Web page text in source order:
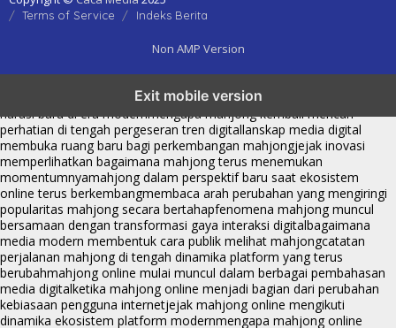
Terms of Service Indeks Berita
Non AMP Version
Exit mobile version
dari komunitas hingga platform mahjong membangun
narasi baru di era modernmengapa mahjong kembali mencuri
perhatian di tengah pergeseran tren digitallanskap media digital
membuka ruang baru bagi perkembangan mahjongjejak inovasi
memperlihatkan bagaimana mahjong terus menemukan
momentumnyamahjong dalam perspektif baru saat ekosistem
online terus berkembangmembaca arah perubahan yang mengiringi
popularitas mahjong secara bertahapfenomena mahjong muncul
bersamaan dengan transformasi gaya interaksi digitalbagaimana
media modern membentuk cara publik melihat mahjongcatatan
perjalanan mahjong di tengah dinamika platform yang terus
berubahmahjong online mulai muncul dalam berbagai pembahasan
media digitalketika mahjong online menjadi bagian dari perubahan
kebiasaan pengguna internetjejak mahjong online mengikuti
dinamika ekosistem platform modernmengapa mahjong online